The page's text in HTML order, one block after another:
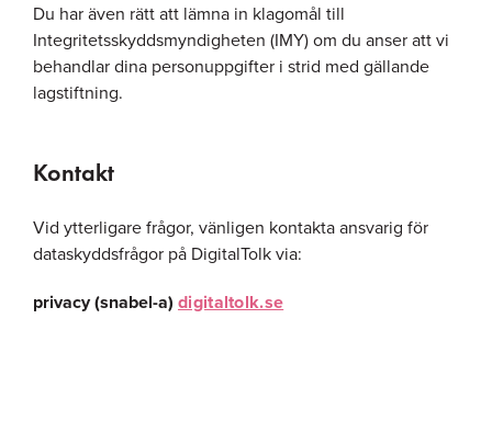
Du har även rätt att lämna in klagomål till
Integritetsskyddsmyndigheten (IMY) om du anser att vi
behandlar dina personuppgifter i strid med gällande
lagstiftning.
Kontakt
Vid ytterligare frågor, vänligen kontakta ansvarig för
dataskyddsfrågor på DigitalTolk via:
privacy (snabel-a) digitaltolk.se